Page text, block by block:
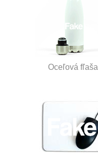
Oceľová fľaša